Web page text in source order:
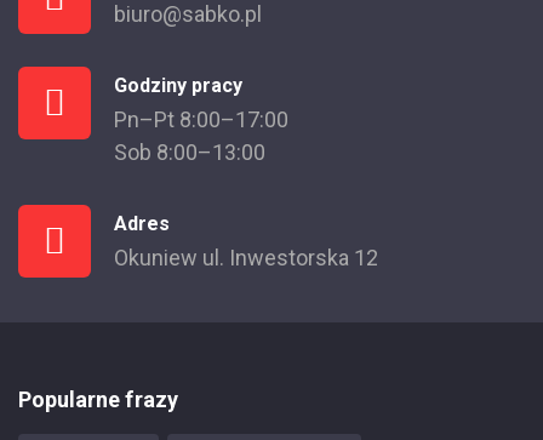
biuro@sabko.pl
Godziny pracy
Pn–Pt 8:00–17:00
Sob 8:00–13:00
Adres
Okuniew ul. Inwestorska 12
Popularne frazy